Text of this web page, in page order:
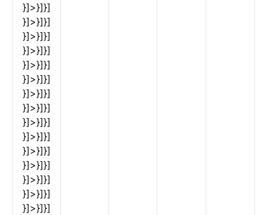
}]>}]}]
}]>}]}]
}]>}]}]
}]>}]}]
}]>}]}]
}]>}]}]
}]>}]}]
}]>}]}]
}]>}]}]
}]>}]}]
}]>}]}]
}]>}]}]
}]>}]}]
}]>}]}]
}]>}]}]